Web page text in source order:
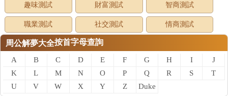
趣味測試 財富測試 智商測試
職業測試 社交測試 情商測試
周公解夢大全按首字母查詢
A B C D E F G H I
J
K
L M N O P Q R S
T
U
V W X Y Z
Duke